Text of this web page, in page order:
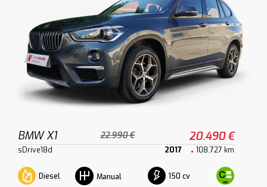
BMW X1 22.990 € 20.490 €
sDrive18d 2017 108.727 km
Diesel Manual 150 cv